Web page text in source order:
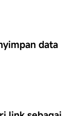
data